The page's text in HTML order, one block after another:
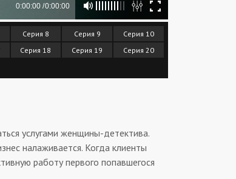
Серия 8 Серия 9
Серия 10
Серия 18 Серия 19
Серия 20
услугами женщины-детектива.
налаживается. Когда клиенты
работу первого попавшегося